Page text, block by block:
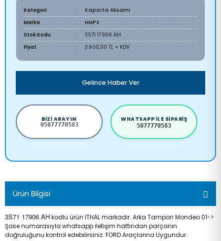
Kategori
Kaporta Aksamı
Marka
HMPX
Stok Kodu
3S71 17906 AH
Fiyat
3.600,00 TL + KDV
Gelince Haber Ver
BIZI ARAYIN
05077770583
WHATSAPP ILE SIPARIŞ
5077770583
Ürün Bilgisi
3S71 17906 AHkodlu ürün İTHAL markadır. Arka Tampon Mondeo 01->
Şase numarasıyla whatsapp iletişim hattından parçanın
doğruluğunu kontrol edebilirsiniz. FORD Araçlarına Uygundur.